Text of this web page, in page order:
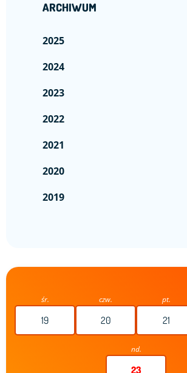
ARCHIWUM
2025
2024
2023
2022
2021
2020
2019
śr.
19
czw.
20
pt.
21
nd.
23